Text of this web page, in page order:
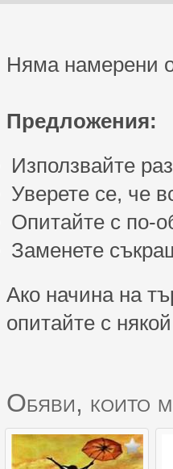
Няма намерени
Предложения:
Използвайте
Уверете се, че
Опитайте с по-
Заменете
Ако начина на
опитайте с
Обяви, които